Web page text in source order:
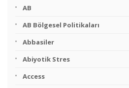
AB
AB Bölgesel Politikaları
Abbasiler
Abiyotik Stres
Access